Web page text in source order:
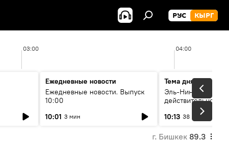
РУС КЫРГ
03:00 04:00
Ежедневные новости
Ежедневные новости. Выпуск
10:00
10:01 3 мин
Тема дня
Эль-Ниньо, жара и
действительно
погоду в
10:13 38 мин
г. Бишкек 89.3